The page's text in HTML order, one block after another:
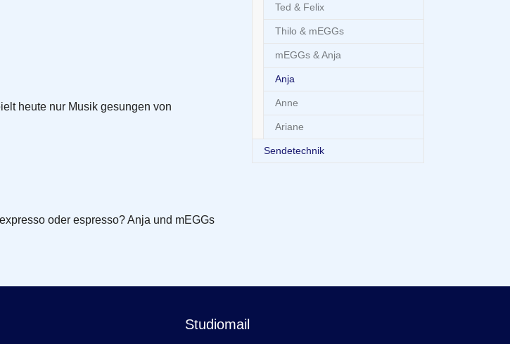
Ted & Felix
Thilo & mEGGs
mEGGs & Anja
Anja
Anne
Ariane
Sendetechnik
heute nur Musik gesungen von
oder espresso? Anja und mEGGs
Studiomail